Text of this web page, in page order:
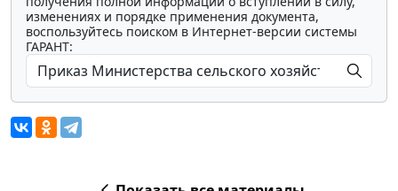
изменениях и порядке применения документа,
воспользуйтесь поиском в Интернет-версии системы
ГАРАНТ: